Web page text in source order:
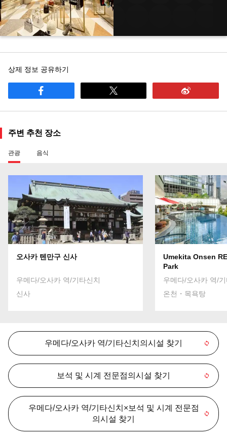
상제 정보 공유하기
주변 추천 장소
관광 음식
오사카 텐만구 신사
우메다/오사카 역/기타신치
신사
Umekita Onsen
Park
우메다/오사카 역/
온천・목욕탕
우메다/오사카 역/기타신치의시설 찾기
보석 및 시계 전문점의시설 찾기
우메다/오사카 역/기타신치×보석 및 시계 전문점
의시설 찾기